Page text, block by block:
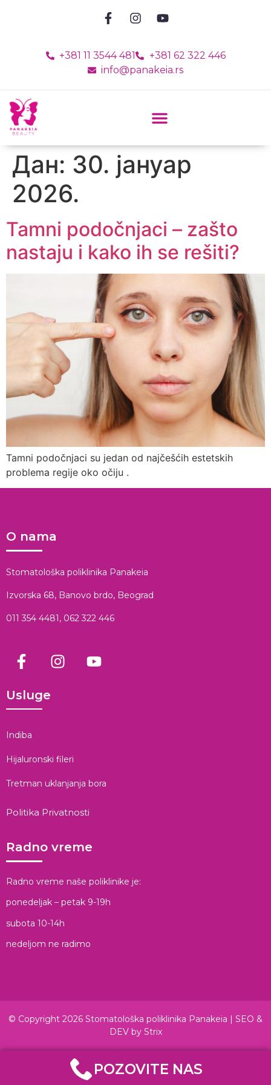
+381 11 3544 481
+381 62 322 446
info@panakeia.rs
Дан: 30. јануар
2026.
Tamni podočnjaci – zašto
nastaju i kako ih se rešiti?
Tamni podočnjaci su jedan od najčešćih estetskih
problema regije oko očiju .
O nama
Stomatološka poliklinika Panakeia
Izvorska 68, Banovo brdo, Beograd
011 354 4481 , 062 322 446
Usluge
Indiba
Hijaluronski fileri
Tretman uklanjanja bora
Politika Privatnosti
Radno vreme
Radno vreme naše poliklinike je:
ponedeljak – petak 9-19h
subota 10-14h
nedeljom ne radimo
© Copyright 2026 Stomatološka poliklinika Panakeia | SEO &
DEV by Strix
POZOVITE NAS